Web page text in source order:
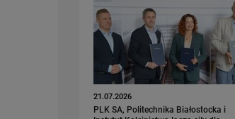
21.07.2026
PLK SA, Politechnika Białostocka i